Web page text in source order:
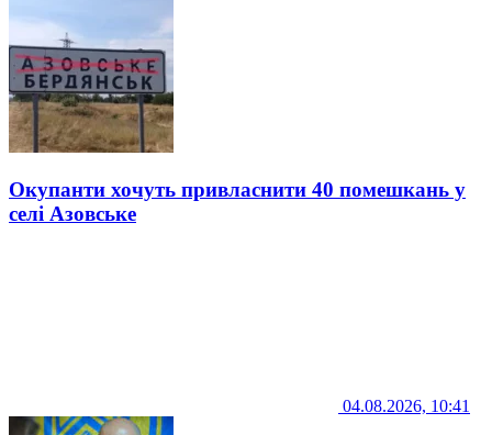
Окупанти хочуть привласнити 40 помешкань у
селі Азовське
04.08.2026, 10:41